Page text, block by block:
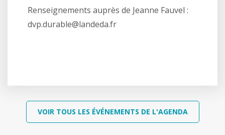
Renseignements auprès de Jeanne Fauvel :
dvp.durable@landeda.fr
VOIR TOUS LES ÉVÉNEMENTS DE L'AGENDA